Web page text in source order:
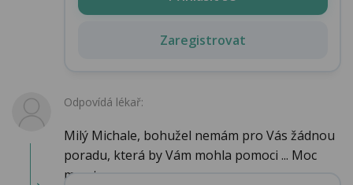
Zaregistrovat
Odpovídá lékař:
Milý Michale, bohužel nemám pro Vás žádnou
poradu, která by Vám mohla pomoci ... Moc
mne to ...